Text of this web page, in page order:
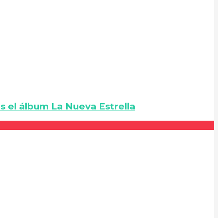
el álbum La Nueva Estrella